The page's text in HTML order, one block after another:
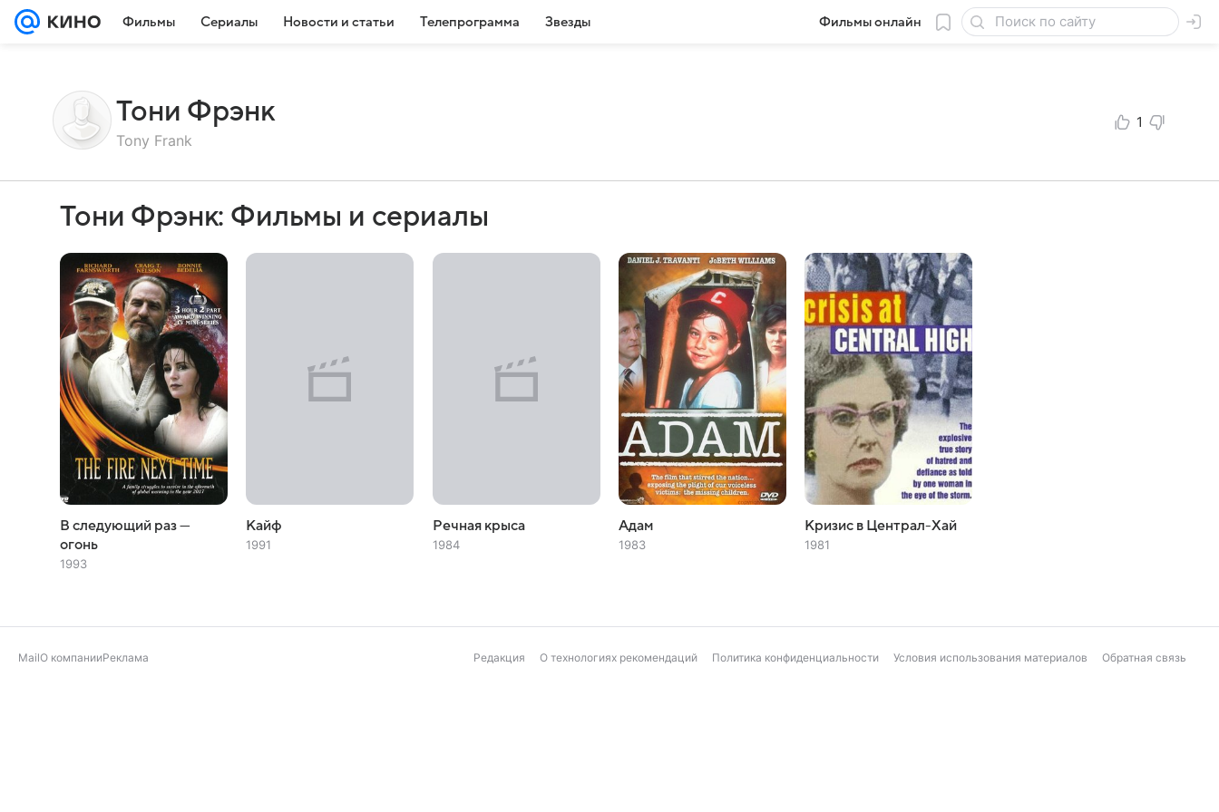
Фильмы Сериалы Новости и статьи Телепрограмма Звезды Фильмы онлайн
Тони Фрэнк
Tony Frank
1
Тони Фрэнк: Фильмы и сериалы
В следующий раз —
огонь
1993
Кайф
1991
Речная крыса
1984
Адам
1983
Кризис в Централ-Хай
1981
MailО компанииРеклама Редакция О технологиях рекомендаций Политика конфиденциальности Условия использования материалов Обратная связь